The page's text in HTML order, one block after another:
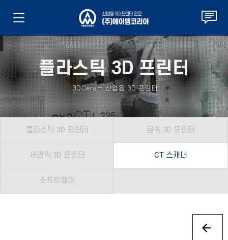
플라스틱 3D 프린터
3DCeram 산업용 3D 프린터
플라스틱 3D 프린터 금속 3D 프린터
세라믹 3D 프린터 CT 스캐너
소프트웨어